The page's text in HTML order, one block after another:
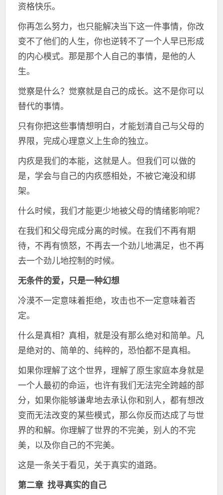
资格快乐。
你再怎么努力，也只能解决当下这一件事情，你改
变不了他们的人生，你也逆转不了一个人早已形成
的内心模式。那是那个人自己的事情，是他的人
生。
觉察是什么？觉察就是自己的成长。这不是你可以
替代的事情。
只有你把这些事情想明白，才能划清自己与父母的
界限，完成心理意义上生命的独立。
内疚是我们的本能，这就是人。但我们可以做的
是，学会与自己的内疚感相处，不被它淹没和绑
架。
什么时候，我们才能更少地被父母的情绪影响呢？
在我们和父母完成分离的时候。在我们不再有期
待，不再有愤怒，不再去一个劲儿地满足，也不再
去一个劲儿地控制的时候。
无条件的爱，只是一种幻想
冷漠不一定意味着拒绝，攻击也不一定意味着否
定。
什么是真相？真相，就是没有那么绝对和简单。凡
是绝对的、简单的、纯粹的，恐怕都不是真相。
如果你理解了这个世界，理解了原生家庭本身就是
一个人最初的命运，也许有我们无法完全跨越的部
分，如果你能够谦卑地去承认你和别人，都有想改
变而无法改变的某些模式，那么你反而达成了与世
界的和解。你理解了世界的不完美，别人的不完
美，以及你自己的不完美。
这是一条关于看见，关于真实的道路。
第二章 找寻真实的自己